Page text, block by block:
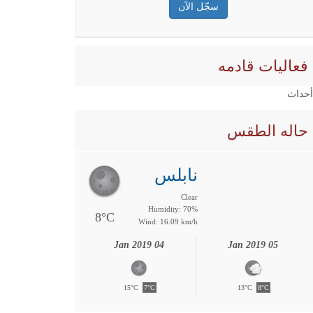
فعاليات قادمه
أحداث
حاله الطقس
8°C
نابلس
Clear
Humidity: 70%
Wind: 16.09 km/h
04 Jan 2019
15°C 7°C
05 Jan 2019
13°C 8°C